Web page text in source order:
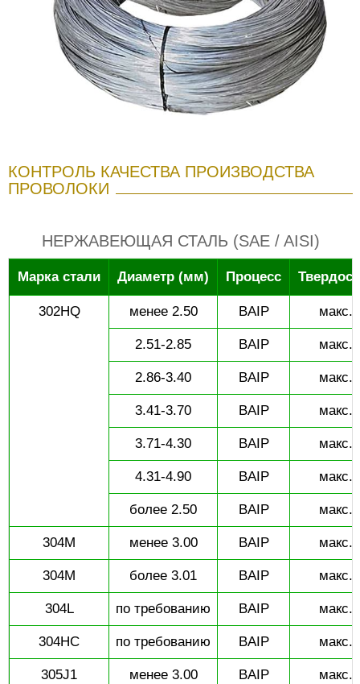
КОНТРОЛЬ КАЧЕСТВА ПРОИЗВОДСТВА
ПРОВОЛОКИ
НЕРЖАВЕЮЩАЯ СТАЛЬ (SAE / AISI)
Марка стали Диаметр (мм) Процесс
302HQ менее 2.50 BAIP макс.
2.51-2.85 BAIP макс.
2.86-3.40 BAIP макс.
3.41-3.70 BAIP макс.
3.71-4.30 BAIP макс.
4.31-4.90 BAIP макс.
более 2.50 BAIP макс.
304M менее 3.00 BAIP макс.
304M более 3.01 BAIP макс.
304L по требованию BAIP макс.
304HC по требованию BAIP макс.
305J1 менее 3.00 BAIP макс.